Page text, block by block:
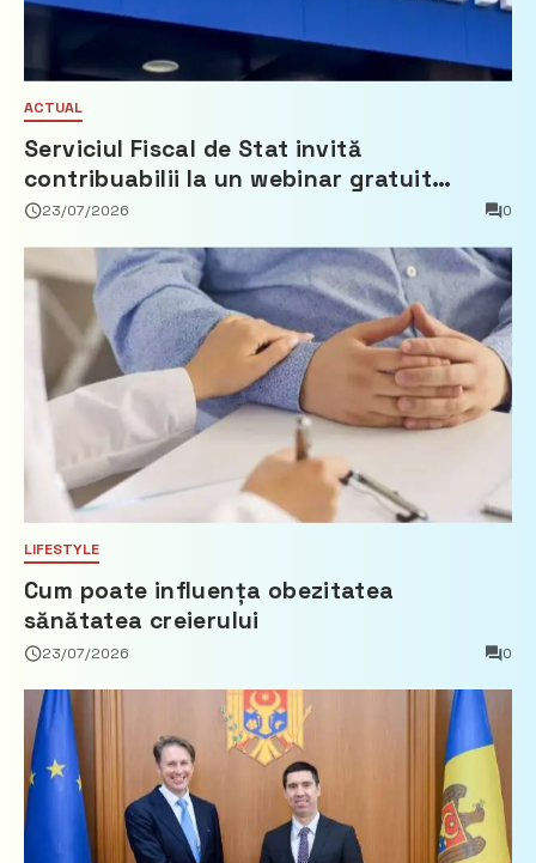
ACTUAL
Serviciul Fiscal de Stat invită
contribuabilii la un webinar gratuit
privind calculul impozitului pe bunurile
23/07/2026 0
LIFESTYLE
Cum poate influența obezitatea
sănătatea creierului
23/07/2026 0